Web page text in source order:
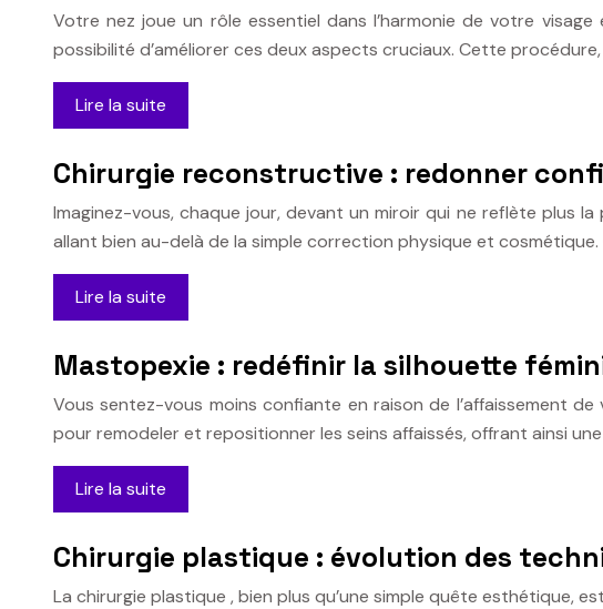
Votre nez joue un rôle essentiel dans l’harmonie de votre
possibilité d’améliorer ces deux aspects cruciaux. Cette
Lire la suite
Chirurgie reconstructive : redonner
Imaginez-vous, chaque jour, devant un miroir qui ne reflète plus
allant bien au-delà de la simple correction physique et cosmétique.
Lire la suite
Mastopexie : redéfinir la silhouette
Vous sentez-vous moins confiante en raison de l’affaissement
pour remodeler et repositionner les seins affaissés, offrant ainsi
Lire la suite
Chirurgie plastique : évolution des
La chirurgie plastique , bien plus qu’une simple quête esthétique,